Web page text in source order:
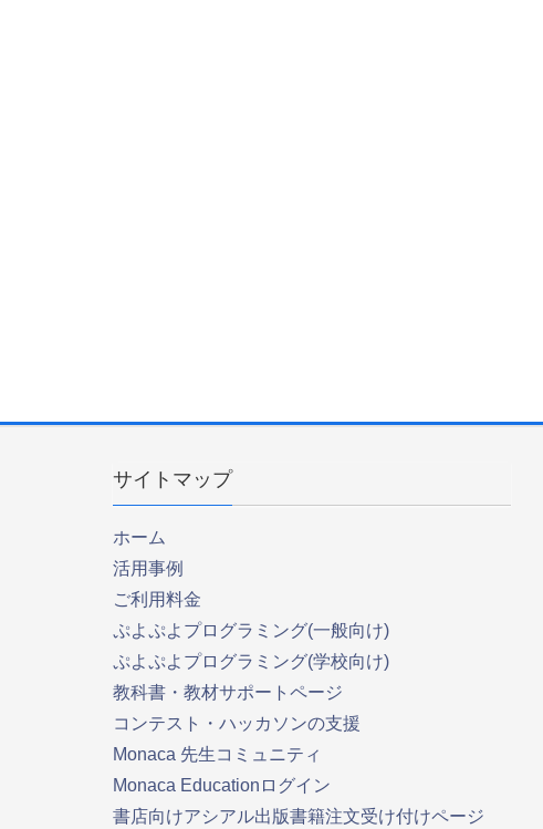
サイトマップ
ホーム
活用事例
ご利用料金
ぷよぷよプログラミング(一般向け)
ぷよぷよプログラミング(学校向け)
教科書・教材サポートページ
コンテスト・ハッカソンの支援
Monaca 先生コミュニティ
Monaca Educationログイン
書店向けアシアル出版書籍注文受け付けページ